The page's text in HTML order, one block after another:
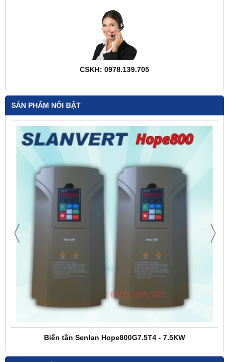
CSKH: 0978.139.705
SẢN PHẨM NỔI BẬT
Biến tần Senlan Hope800G7.5T4 - 7.5KW